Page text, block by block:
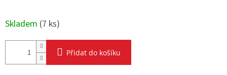
cena:
Skladem (7 ks)
Přidat do košíku